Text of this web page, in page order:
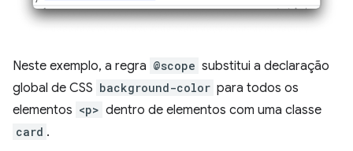
Neste exemplo, a regra @scope substitui a declaração
global de CSS background-color para todos os
elementos <p> dentro de elementos com uma classe
card .